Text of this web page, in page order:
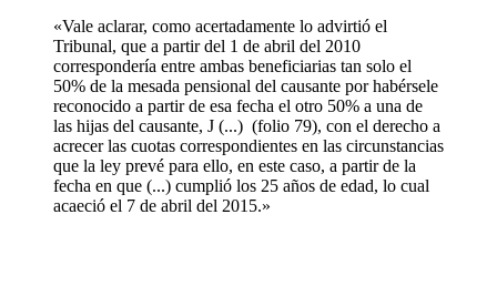
«Vale aclarar, como acertadamente lo advirtió el
Tribunal, que a partir del 1 de abril del 2010
correspondería entre ambas beneficiarias tan solo el
50% de la mesada pensional del causante por habérsele
reconocido a partir de esa fecha el otro 50% a una de
las hijas del causante, J (...) (folio 79), con el derecho a
acrecer las cuotas correspondientes en las circunstancias
que la ley prevé para ello, en este caso, a partir de la
fecha en que (...) cumplió los 25 años de edad, lo cual
acaeció el 7 de abril del 2015.»